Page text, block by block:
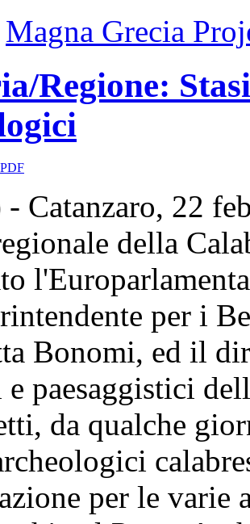
Magna Grecia
Regione:
Catanzaro, 22
della
per i
Bonomi, ed il
paesaggistici
da qualche
per le varie